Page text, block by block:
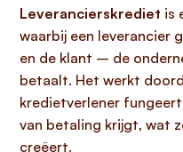
Leverancierskrediet is
waarbij een leverancier
en de klant – de
betaalt. Het werkt
kredietverlener
van betaling krijgt, wat
creëert.